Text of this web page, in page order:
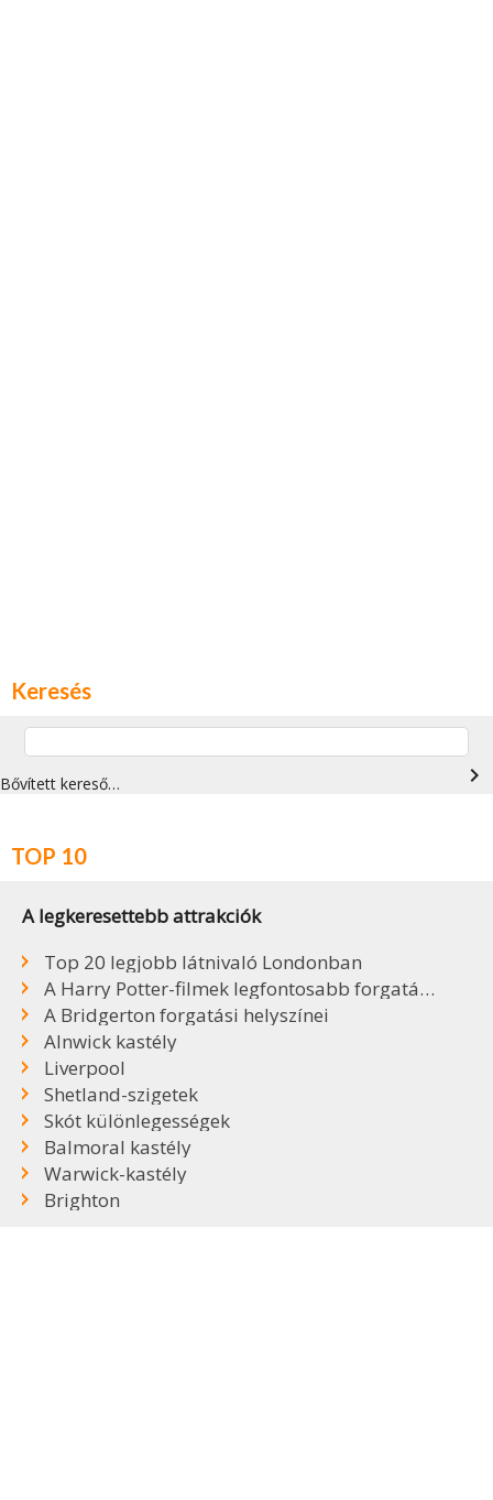
Keresés
Bővített kereső… navigate_next
TOP 10
A legkeresettebb attrakciók
Top 20 legjobb látnivaló Londonban
A Harry Potter-filmek legfontosabb forgatási helyszínei
A Bridgerton forgatási helyszínei
Alnwick kastély
Liverpool
Shetland-szigetek
Skót különlegességek
Balmoral kastély
Warwick-kastély
Brighton